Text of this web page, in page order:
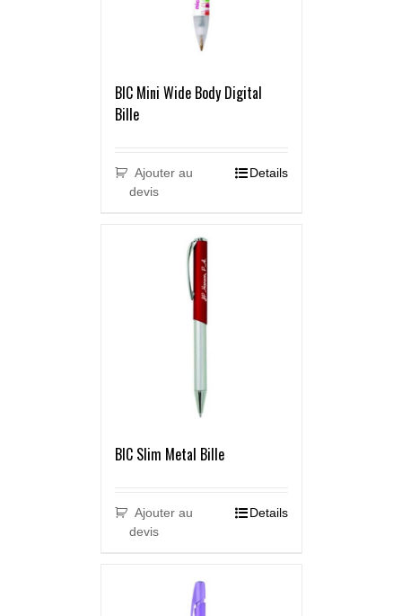
BIC Mini Wide Body Digital
Bille
Ajouter au
devis
Details
BIC Slim Metal Bille
Ajouter au
devis
Details